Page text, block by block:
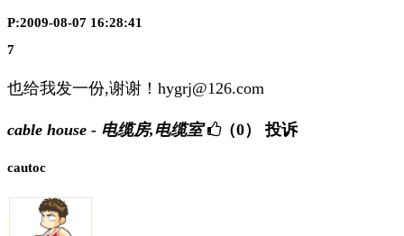
P:2009-08-07 16:28:41
7
也给我发一份,谢谢！hygrj@126.com
cable house - 电缆房,电缆室 （0） 投诉
cautoc